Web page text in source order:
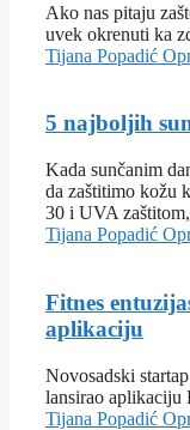
Ako nas pitaju
uvek okrenuti ka
Tijana Popadić
5 najboljih
Kada sunčanim
da zaštitimo kožu
30 i UVA
Tijana Popadić
Fitnes
aplikaciju
Novosadski
lansirao
Tijana Popadić